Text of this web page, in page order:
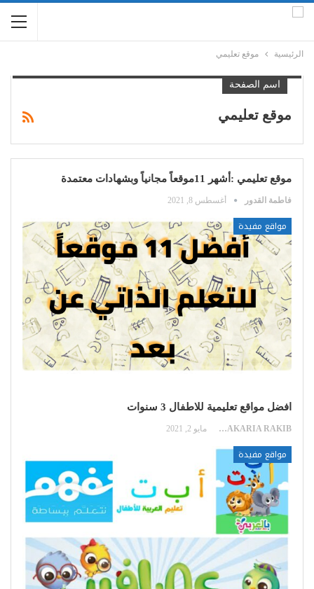
الرئيسية موقع تعليمي
اسم الصفحة
موقع تعليمي
موقع تعليمي :أشهر 11موقعاً مجانياً وبشهادات معتمدة
فاطمة القدور أغسطس 8, 2021
مواقع مفيدة
افضل مواقع تعليمية للاطفال 3 سنوات
ZAKARIA RAKIB مايو 2, 2021
مواقع مفيدة